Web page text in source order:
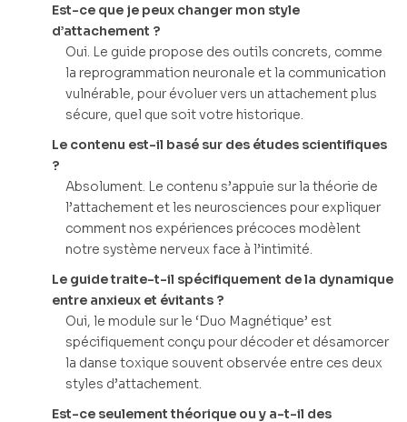
Est-ce que je peux changer mon style
d’attachement ?
Oui. Le guide propose des outils concrets, comme
la reprogrammation neuronale et la communication
vulnérable, pour évoluer vers un attachement plus
sécure, quel que soit votre historique.
Le contenu est-il basé sur des études scientifiques
?
Absolument. Le contenu s’appuie sur la théorie de
l’attachement et les neurosciences pour expliquer
comment nos expériences précoces modèlent
notre système nerveux face à l’intimité.
Le guide traite-t-il spécifiquement de la dynamique
entre anxieux et évitants ?
Oui, le module sur le ‘Duo Magnétique’ est
spécifiquement conçu pour décoder et désamorcer
la danse toxique souvent observée entre ces deux
styles d’attachement.
Est-ce seulement théorique ou y a-t-il des